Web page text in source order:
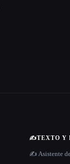
✍️TEXTO Y
✍️ Asistente